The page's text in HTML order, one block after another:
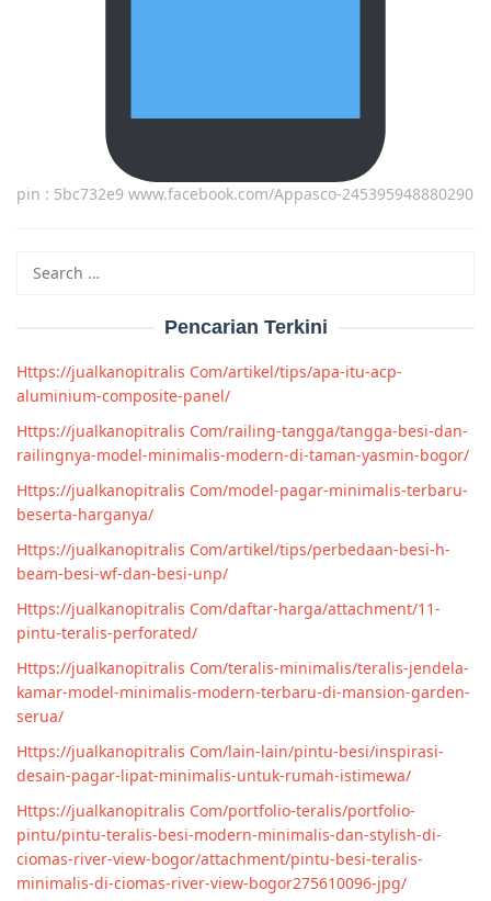
pin : 5bc732e9 www.facebook.com/Appasco-245395948880290
for:
Pencarian Terkini
Https://jualkanopitralis Com/artikel/tips/apa-itu-acp-
aluminium-composite-panel/
Https://jualkanopitralis Com/railing-tangga/tangga-besi-dan-
railingnya-model-minimalis-modern-di-taman-yasmin-bogor/
Https://jualkanopitralis Com/model-pagar-minimalis-terbaru-
beserta-harganya/
Https://jualkanopitralis Com/artikel/tips/perbedaan-besi-h-
beam-besi-wf-dan-besi-unp/
Https://jualkanopitralis Com/daftar-harga/attachment/11-
pintu-teralis-perforated/
Https://jualkanopitralis Com/teralis-minimalis/teralis-jendela-
kamar-model-minimalis-modern-terbaru-di-mansion-garden-
serua/
Https://jualkanopitralis Com/lain-lain/pintu-besi/inspirasi-
desain-pagar-lipat-minimalis-untuk-rumah-istimewa/
Https://jualkanopitralis Com/portfolio-teralis/portfolio-
pintu/pintu-teralis-besi-modern-minimalis-dan-stylish-di-
ciomas-river-view-bogor/attachment/pintu-besi-teralis-
minimalis-di-ciomas-river-view-bogor275610096-jpg/